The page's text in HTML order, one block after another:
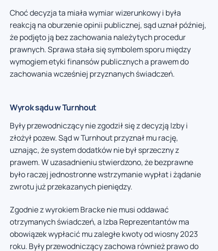
Choć decyzja ta miała wymiar wizerunkowy i była
reakcją na oburzenie opinii publicznej, sąd uznał później,
że podjęto ją bez zachowania należytych procedur
prawnych. Sprawa stała się symbolem sporu między
wymogiem etyki finansów publicznych a prawem do
zachowania wcześniej przyznanych świadczeń.
Wyrok sądu w Turnhout
Były przewodniczący nie zgodził się z decyzją Izby i
złożył pozew. Sąd w Turnhout przyznał mu rację,
uznając, że system dodatków nie był sprzeczny z
prawem. W uzasadnieniu stwierdzono, że bezprawne
było raczej jednostronne wstrzymanie wypłat i żądanie
zwrotu już przekazanych pieniędzy.
Zgodnie z wyrokiem Bracke nie musi oddawać
otrzymanych świadczeń, a Izba Reprezentantów ma
obowiązek wypłacić mu zaległe kwoty od wiosny 2023
roku. Były przewodniczący zachowa również prawo do